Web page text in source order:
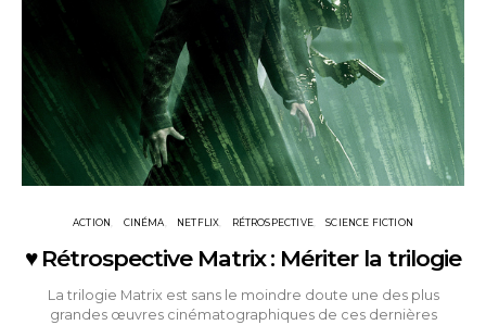
ACTION CINÉMA NETFLIX RÉTROSPECTIVE SCIENCE FICTION
♥ Rétrospective Matrix : Mériter la trilogie
La trilogie Matrix est sans le moindre doute une des plus
grandes œuvres cinématographiques de ces dernières